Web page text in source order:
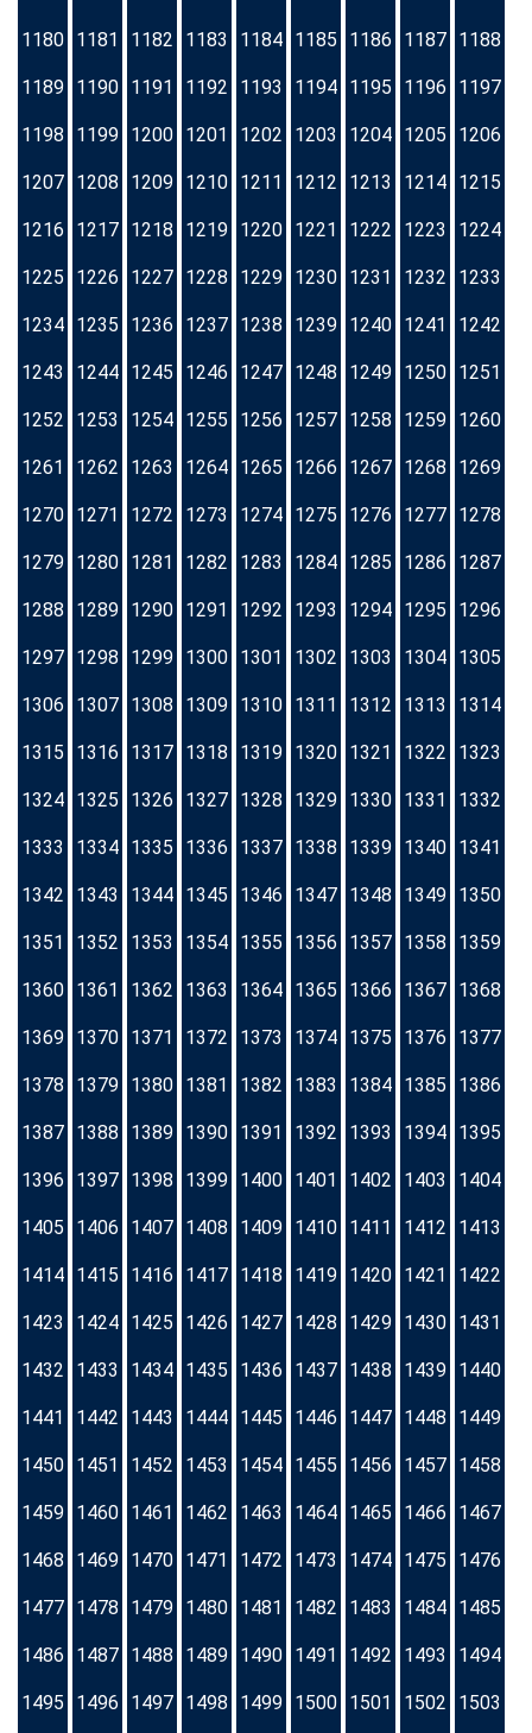
1180 1181 1182 1183 1184 1185 1186 1187 1188
1189 1190 1191 1192 1193 1194 1195 1196 1197
1198 1199 1200 1201 1202 1203 1204 1205 1206
1207 1208 1209 1210 1211 1212 1213 1214 1215
1216 1217 1218 1219 1220 1221 1222 1223 1224
1225 1226 1227 1228 1229 1230 1231 1232 1233
1234 1235 1236 1237 1238 1239 1240 1241 1242
1243 1244 1245 1246 1247 1248 1249 1250 1251
1252 1253 1254 1255 1256 1257 1258 1259 1260
1261 1262 1263 1264 1265 1266 1267 1268 1269
1270 1271 1272 1273 1274 1275 1276 1277 1278
1279 1280 1281 1282 1283 1284 1285 1286 1287
1288 1289 1290 1291 1292 1293 1294 1295 1296
1297 1298 1299 1300 1301 1302 1303 1304 1305
1306 1307 1308 1309 1310 1311 1312 1313 1314
1315 1316 1317 1318 1319 1320 1321 1322 1323
1324 1325 1326 1327 1328 1329 1330 1331 1332
1333 1334 1335 1336 1337 1338 1339 1340 1341
1342 1343 1344 1345 1346 1347 1348 1349 1350
1351 1352 1353 1354 1355 1356 1357 1358 1359
1360 1361 1362 1363 1364 1365 1366 1367 1368
1369 1370 1371 1372 1373 1374 1375 1376 1377
1378 1379 1380 1381 1382 1383 1384 1385 1386
1387 1388 1389 1390 1391 1392 1393 1394 1395
1396 1397 1398 1399 1400 1401 1402 1403 1404
1405 1406 1407 1408 1409 1410 1411 1412 1413
1414 1415 1416 1417 1418 1419 1420 1421 1422
1423 1424 1425 1426 1427 1428 1429 1430 1431
1432 1433 1434 1435 1436 1437 1438 1439 1440
1441 1442 1443 1444 1445 1446 1447 1448 1449
1450 1451 1452 1453 1454 1455 1456 1457 1458
1459 1460 1461 1462 1463 1464 1465 1466 1467
1468 1469 1470 1471 1472 1473 1474 1475 1476
1477 1478 1479 1480 1481 1482 1483 1484 1485
1486 1487 1488 1489 1490 1491 1492 1493 1494
1495 1496 1497 1498 1499 1500 1501 1502 1503